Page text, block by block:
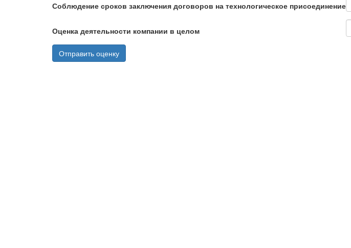
Соблюдение сроков заключения договоров на технологическое присоединение
Оценка деятельности компании в целом
Отправить оценку